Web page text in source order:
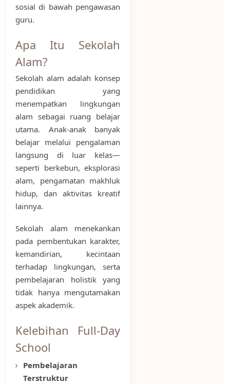
sosial di bawah pengawasan
guru.
Apa Itu Sekolah
Alam?
Sekolah alam adalah konsep
pendidikan yang
menempatkan lingkungan
alam sebagai ruang belajar
utama. Anak-anak banyak
belajar melalui pengalaman
langsung di luar kelas—
seperti berkebun, eksplorasi
alam, pengamatan makhluk
hidup, dan aktivitas kreatif
lainnya.
Sekolah alam menekankan
pada pembentukan karakter,
kemandirian, kecintaan
terhadap lingkungan, serta
pembelajaran holistik yang
tidak hanya mengutamakan
aspek akademik.
Kelebihan Full-Day
School
Pembelajaran
Terstruktur